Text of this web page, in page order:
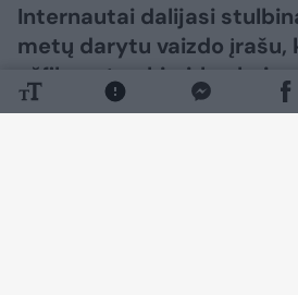
Internautai dalijasi
metų darytu vaizdo įrašu,
užfiksuota akimirka, kai
išbarsčiusi mirusio